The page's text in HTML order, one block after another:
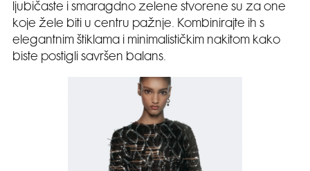
ljubičaste i smaragdno zelene stvorene su za one
koje žele biti u centru pažnje. Kombinirajte ih s
elegantnim štiklama i minimalističkim nakitom kako
biste postigli savršen balans.